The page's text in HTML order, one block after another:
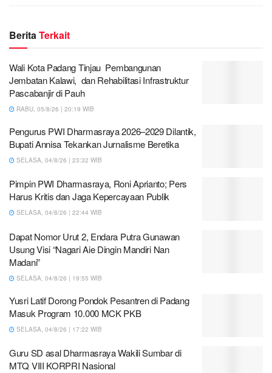
BeritaTerkait
Wali Kota Padang Tinjau Pembangunan
Jembatan Kalawi, dan Rehabilitasi Infrastruktur
Pascabanjir di Pauh
RABU, 05/8/26 | 20:19 WIB
Pengurus PWI Dharmasraya 2026–2029 Dilantik,
Bupati Annisa Tekankan Jurnalisme Beretika
SELASA, 04/8/26 | 23:32 WIB
Pimpin PWI Dharmasraya, Roni Aprianto; Pers
Harus Kritis dan Jaga Kepercayaan Publik
SELASA, 04/8/26 | 22:44 WIB
Dapat Nomor Urut 2, Endara Putra Gunawan
Usung Visi “Nagari Aie Dingin Mandiri Nan
Madani”
SELASA, 04/8/26 | 19:55 WIB
Yusri Latif Dorong Pondok Pesantren di Padang
Masuk Program 10.000 MCK PKB
SELASA, 04/8/26 | 17:22 WIB
Guru SD asal Dharmasraya Wakili Sumbar di
MTQ VIII KORPRI Nasional